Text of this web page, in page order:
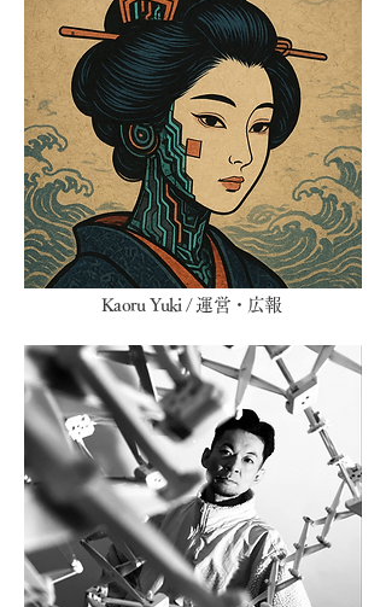
Kaoru Yuki / 運営・広報